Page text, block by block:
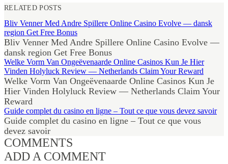
RELATED POSTS
Bliv Venner Med Andre Spillere Online Casino Evolve — dansk
region Get Free Bonus
Bliv Venner Med Andre Spillere Online Casino Evolve —
dansk region Get Free Bonus
Welke Vorm Van Ongeëvenaarde Online Casinos Kun Je Hier
Vinden Holyluck Review — Netherlands Claim Your Reward
Welke Vorm Van Ongeëvenaarde Online Casinos Kun Je
Hier Vinden Holyluck Review — Netherlands Claim Your
Reward
Guide complet du casino en ligne – Tout ce que vous devez savoir
Guide complet du casino en ligne – Tout ce que vous
devez savoir
COMMENTS
ADD A COMMENT